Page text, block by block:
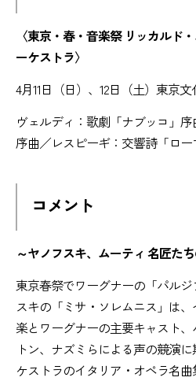
〈東京・春・音楽祭 リッカルド
ーケストラ〉
4月11日（日）、12日（土）東京
ヴェルディ：歌劇「ナブッコ」序
序曲／レスピーギ：交響詩「ロ
コメント
～ヤノフスキ、ムーティ 名匠た
東京春祭でワーグナーの「パル
スキの「ミサ・ソレムニス」は
楽とワーグナーの主要キャスト
トン、ナズミらによる声の競演
ケストラのイタリア・オペラ名